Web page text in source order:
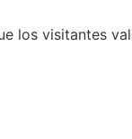
los visitantes